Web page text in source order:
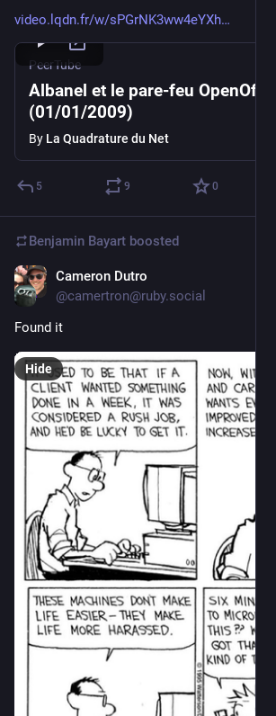
video.lqdn.fr/w/sPGrNK3ww4eYXh
PeerTube
Albanel et le pare-feu OpenOffice
(01/01/2009)
By La Quadrature du Net
5 9 0
Benjamin Bayart boosted
Cameron Dutro
@camertron@ruby.social
Found it
Hide